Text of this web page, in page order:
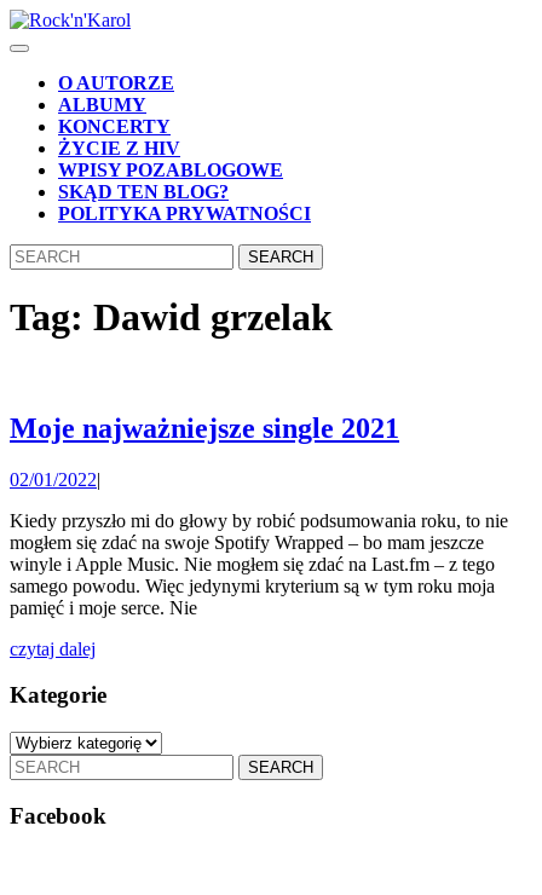
Skip
to
Skip
content
Open
ButtonO AUTORZE
ALBUMY
KONCERTY
ŻYCIE Z HIV
WPISY POZABLOGOWE
SKĄD TEN BLOG?
POLITYKA PRYWATNOŚCI
CLOSE
BUTTON
Search
for:
Tag: Dawid grzelak
Moje najważniejsze single 2021
2021
02/01/202202/01/2022
|
Kiedy przyszło mi do głowy by robić podsumowania roku, to nie
mogłem się zdać na swoje Spotify Wrapped – bo mam jeszcze
winyle i Apple Music. Nie mogłem się zdać na Last.fm – z tego
samego powodu. Więc jedynymi kryterium są w tym roku moja
pamięć i moje serce. Nie
czytaj dalej
Kategorie
Kategorie
Search
for:
Facebook